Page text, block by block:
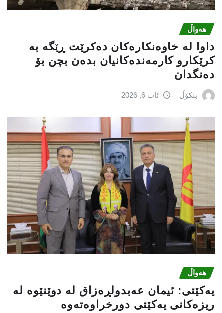
هەواڵ
داوا لە خاوەنکارەکان دەکرێت ڕێگە بە
کرێکارو کارمەندەکانیان بدەن بچن بۆ
دەنگدان
بنکۆڵ ئاب 6, 2026
هەواڵ
یه‌كێتی: ئیمان عه‌بدولڕه‌زاق له‌ دوێنێوه‌ له‌
ریزه‌كانی یه‌كێتی دورخراوه‌ته‌وه‌